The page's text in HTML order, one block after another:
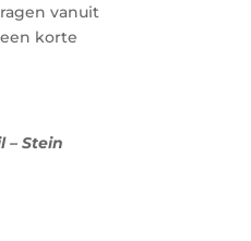
vanuit
korte
– Stein